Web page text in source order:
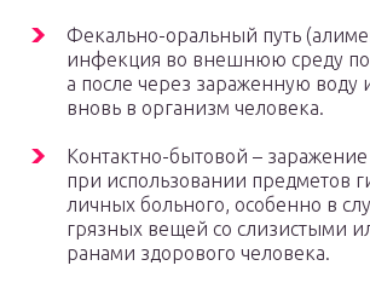
Фекально-оральный путь
инфекция во внешнюю среду
а после через зараженную воду
вновь в организм человека.
Контактно-бытовой –
при использовании предметов
личных больного, особенно в
грязных вещей со слизистыми
ранами здорового человека.